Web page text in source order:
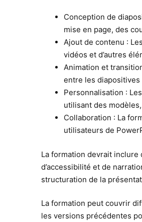
Conception de
mise en page, des
Ajout de contenu :
vidéos et d’autres
Animation et
entre les
Personnalisation :
utilisant des
Collaboration : La
utilisateurs de
La formation devrait
d’accessibilité et de
structuration de la
La formation peut couvrir
les versions précédentes